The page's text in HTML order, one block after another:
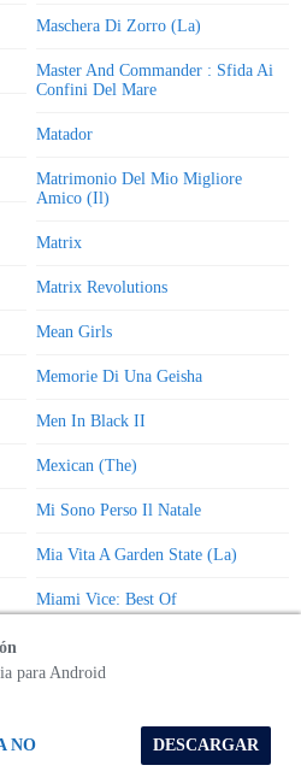
Maschera Di Zorro (La)
Master And Commander : Sfida Ai
Confini Del Mare
Matador
Matrimonio Del Mio Migliore
Amico (Il)
Matrix
Matrix Revolutions
Mean Girls
Memorie Di Una Geisha
Men In Black II
Mexican (The)
Mi Sono Perso Il Natale
Mia Vita A Garden State (La)
Miami Vice: Best Of
Million Dollar Baby
para Android
DESCARGAR
NO